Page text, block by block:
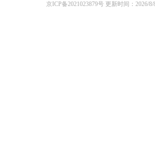
京ICP备2021023879号 更新时间：2026/8/